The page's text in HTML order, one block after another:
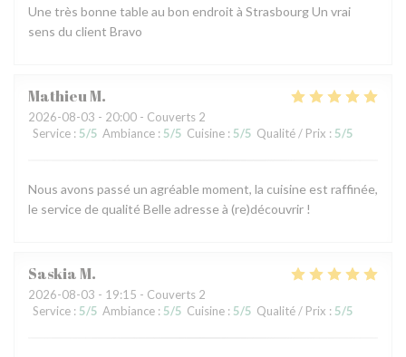
Une très bonne table au bon endroit à Strasbourg Un vrai
sens du client Bravo
MathieuM
2026-08-03 - 20:00 - Couverts 2
Service : 5/5 Ambiance : 5/5 Cuisine : 5/5 Qualité / Prix : 5/5
Nous avons passé un agréable moment, la cuisine est raffinée,
le service de qualité Belle adresse à (re)découvrir !
SaskiaM
2026-08-03 - 19:15 - Couverts 2
Service : 5/5 Ambiance : 5/5 Cuisine : 5/5 Qualité / Prix : 5/5